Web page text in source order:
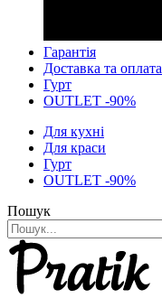
Гарантія
Доставка та оплата
Гурт
OUTLET -90%
Для кухні
Для краси
Гурт
OUTLET -90%
Пошук